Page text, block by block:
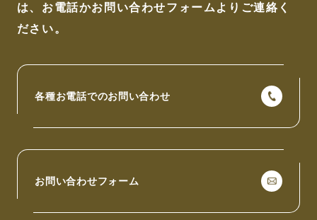
は、 お電話かお問い合わせフォームよりご連絡く
ださい。
各種お電話でのお問い合わせ
お問い合わせフォーム